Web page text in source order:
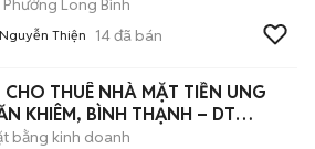
Phường Long Bình
Nguyễn Thiện 14đã bán
CHO THUÊ NHÀ MẶT TIỀN UNG
KHIÊM, BÌNH THẠNH – DT
bằng kinh doanh